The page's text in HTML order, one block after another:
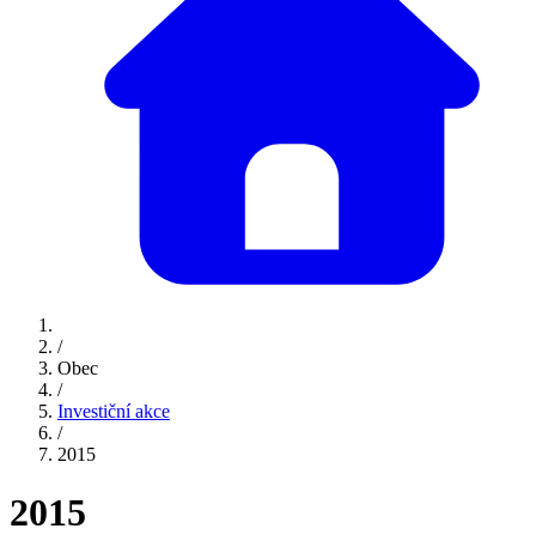
/
Obec
/
Investiční akce
/
2015
2015